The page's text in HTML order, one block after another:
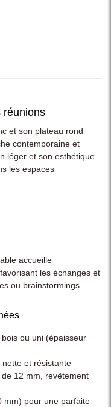
réunions
et son plateau rond
contemporaine et
léger et son esthétique
les espaces
accueille
les échanges et
ou brainstormings.
ou uni (épaisseur
et résistante
12 mm, revêtement
mm) pour une parfaite